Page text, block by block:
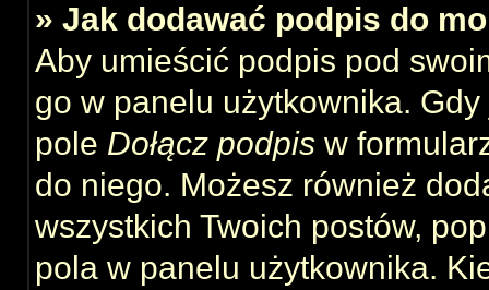
» Jak dodawać podpis do
Aby umieścić podpis pod
go w panelu użytkownika.
pole Dołącz podpis w
do niego. Możesz również
wszystkich Twoich postów,
pola w panelu użytkownika.